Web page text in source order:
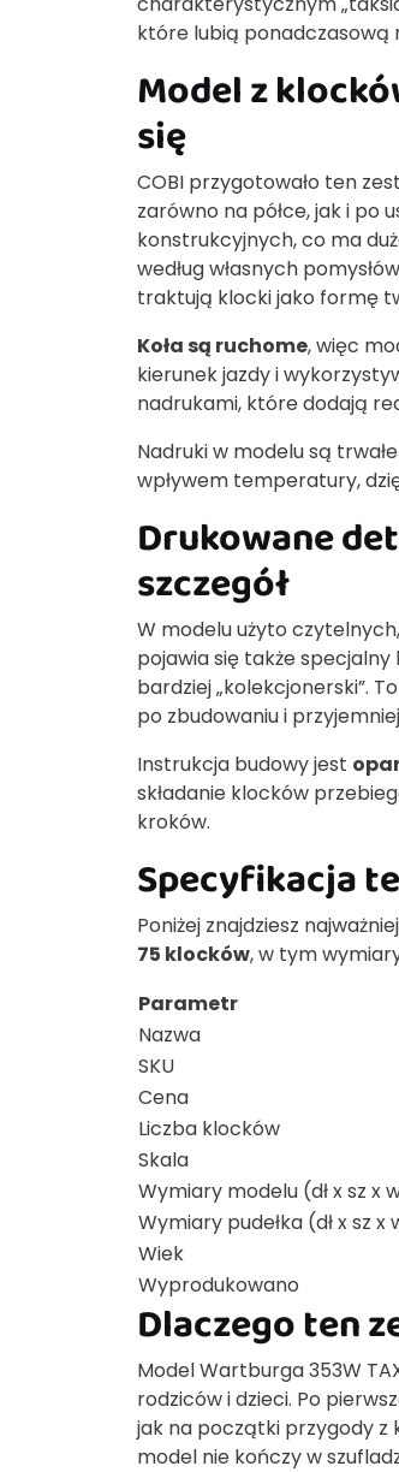
które lubią
Model z
się
COBI przygotowało ten
zarówno na półce, jak i po
konstrukcyjnych, co ma
według własnych
traktują klocki jako formę
Koła są ruchome, więc
kierunek jazdy i
nadrukami, które dodają
Nadruki w modelu są
wpływem temperatury,
Drukowane
szczegół
W modelu użyto
pojawia się także
bardziej „kolekcjonerski”.
po zbudowaniu i
Instrukcja budowy jest
składanie klocków
kroków.
Specyfikacja
Poniżej znajdziesz
75 klocków, w tym
Parametr
Nazwa
SKU
Cena
Liczba klocków
Skala
Wymiary modelu (dł x sz x
Wymiary pudełka (dł x sz x
Wiek
Wyprodukowano
Dlaczego ten
Model Wartburga 353W
rodziców i dzieci. Po
jak na początki przygody z
model nie kończy w